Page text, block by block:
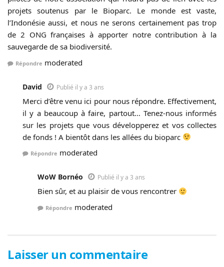
projets soutenus par le Bioparc. Le monde est vaste,
l’Indonésie aussi, et nous ne serons certainement pas trop
de 2 ONG françaises à apporter notre contribution à la
sauvegarde de sa biodiversité.
Répondre moderated
David Publié il y a 3 ans
Merci d’être venu ici pour nous répondre. Effectivement,
il y a beaucoup à faire, partout… Tenez-nous informés
sur les projets que vous développerez et vos collectes
de fonds ! A bientôt dans les allées du bioparc
Répondre moderated
WoW Bornéo Publié il y a 3 ans
Bien sûr, et au plaisir de vous rencontrer
Répondre moderated
Laisser un commentaire